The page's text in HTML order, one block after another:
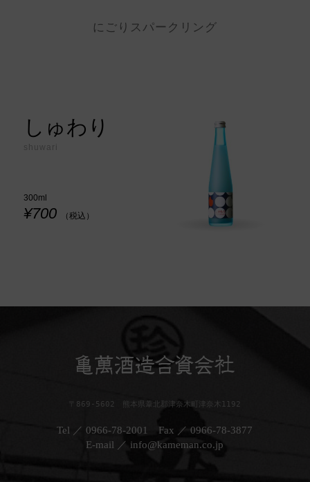
にごりスパークリング
しゅわり
shuwari
300ml
¥700 （税込）
〒869-5602 熊本県葦北郡津奈木町津奈木1192
Tel ／ 0966-78-2001
Fax ／ 0966-78-3877
E-mail ／ info@kameman.co.jp